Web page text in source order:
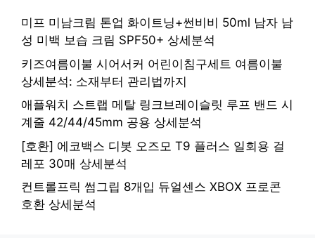
미프 미남크림 톤업 화이트닝+썬비비 50ml 남자 남
성 미백 보습 크림 SPF50+ 상세분석
키즈여름이불 시어서커 어린이침구세트 여름이불
상세분석: 소재부터 관리법까지
애플워치 스트랩 메탈 링크브레이슬릿 루프 밴드 시
계줄 42/44/45mm 공용 상세분석
[호환] 에코백스 디봇 오즈모 T9 플러스 일회용 걸
레포 30매 상세분석
컨트롤프릭 썸그립 8개입 듀얼센스 XBOX 프로콘
호환 상세분석